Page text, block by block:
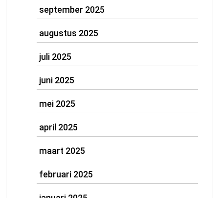
september 2025
augustus 2025
juli 2025
juni 2025
mei 2025
april 2025
maart 2025
februari 2025